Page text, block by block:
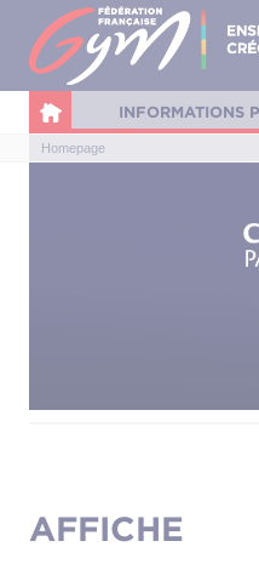
INFORMATIONS
Homepage
AFFICHE
Panneau de gestion des cookies